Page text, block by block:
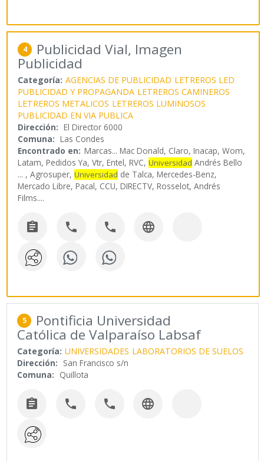
4 Publicidad Vial, Imagen
Publicidad
Categoría: AGENCIAS DE PUBLICIDAD LETREROS LED
PUBLICIDAD Y PROPAGANDA LETREROS CAMINEROS
LETREROS METALICOS LETREROS LUMINOSOS
PUBLICIDAD EN VIA PUBLICA
Dirección: El Director 6000
Comuna: Las Condes
Encontrado en: Marcas...Mac Donald, Claro, Inacap, Wom,
Latam, Pedidos Ya, Vtr, Entel, RVC,Universidad Andrés Bello
... , Agrosuper,Universidad de Talca, Mercedes-Benz,
Mercado Libre, Pacal, CCU, DIRECTV, Rosselot, Andrés
Films....
   
5 Pontificia Universidad
Católica de Valparaíso Labsaf
Categoría: UNIVERSIDADES LABORATORIOS DE SUELOS
Dirección: San Francisco s/n
Comuna: Quillota
   